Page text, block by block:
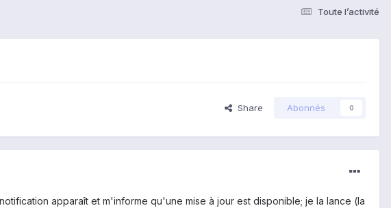
Toute l’activité
Share Abonnés 0
apparaît et m'informe qu'une mise à jour est disponible; je la lance (la